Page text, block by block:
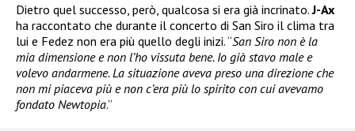
Dietro quel successo, però, qualcosa si era già incrinato.J-Ax
ha raccontato che durante il concerto di San Siro il clima tra
lui e Fedez non era più quello degli inizi. “San Siro non è la
mia dimensione e non l’ho vissuta bene. Io già stavo male e
volevo andarmene. La situazione aveva preso una direzione che
non mi piaceva più e non c’era più lo spirito con cui avevamo
fondato Newtopia.”